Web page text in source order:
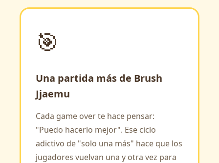
🎯
Una partida más de Brush
Jjaemu
Cada game over te hace pensar:
"Puedo hacerlo mejor". Ese ciclo
adictivo de "solo una más" hace que los
jugadores vuelvan una y otra vez para